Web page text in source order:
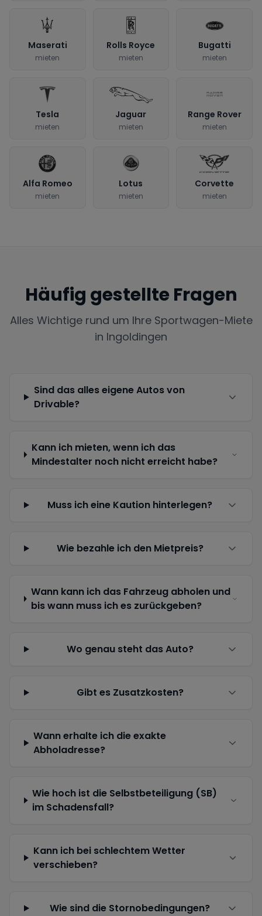
Maserati
mieten
Rolls Royce
mieten
Bugatti
mieten
Tesla
mieten
Jaguar
mieten
Range Rover
mieten
Alfa Romeo
mieten
Lotus
mieten
Corvette
mieten
Häufig gestellte Fragen
Alles Wichtige rund um Ihre Sportwagen-Miete
in Ingoldingen
Sind das alles eigene Autos von
Drivable?
Kann ich mieten, wenn ich das
Mindestalter noch nicht erreicht habe?
Muss ich eine Kaution hinterlegen?
Wie bezahle ich den Mietpreis?
Wann kann ich das Fahrzeug abholen und
bis wann muss ich es zurückgeben?
Wo genau steht das Auto?
Gibt es Zusatzkosten?
Wann erhalte ich die exakte
Abholadresse?
Wie hoch ist die Selbstbeteiligung (SB)
im Schadensfall?
Kann ich bei schlechtem Wetter
verschieben?
Wie sind die Stornobedingungen?